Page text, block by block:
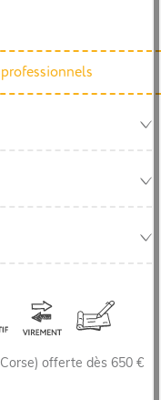
offerte dès 650 €